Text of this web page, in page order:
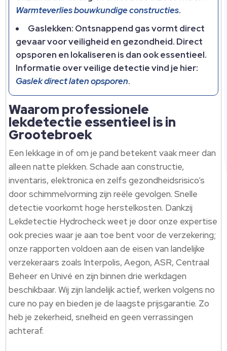
Warmteverlies bouwkundige constructies.​
Gaslekken: Ontsnappend gas vormt direct
gevaar voor veiligheid en gezondheid.​ Direct
opsporen en lokaliseren is dan ook essentieel.​
Informatie over veilige detectie vind je hier:
Gaslek direct laten opsporen.​
Waarom professionele
lekdetectie essentieel is in
Grootebroek
Een lekkage in of om je pand betekent vaak meer dan
alleen natte plekken.​ Schade aan constructie,
inventaris, elektronica en zelfs gezondheidsrisico’s
door schimmelvorming zijn reële gevolgen.​ Snelle
detectie voorkomt hoge herstelkosten.​ Dankzij
Lekdetectie Hydrocheck weet je door onze expertise
ook precies waar je aan toe bent voor de verzekering;
onze rapporten voldoen aan de eisen van landelijke
verzekeraars zoals Interpolis, Aegon, ASR, Centraal
Beheer en Univé en zijn binnen drie werkdagen
beschikbaar.​ Wij zijn landelijk actief, werken volgens no
cure no pay en bieden je de laagste prijsgarantie.​ Zo
heb je zekerheid, snelheid en geen verrassingen
achteraf.​